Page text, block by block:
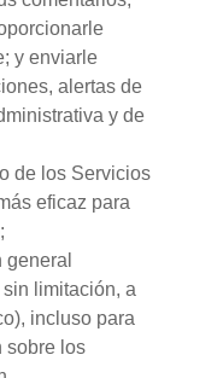
y enviarle
alertas de
y de
de los Servicios
eficaz para
limitación, a
incluso para
sobre los